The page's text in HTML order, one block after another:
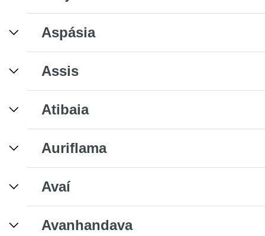
Aspásia
Assis
Atibaia
Auriflama
Avaí
Avanhandava